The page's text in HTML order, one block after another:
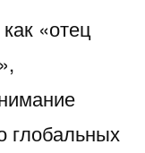
«отец
глобальных